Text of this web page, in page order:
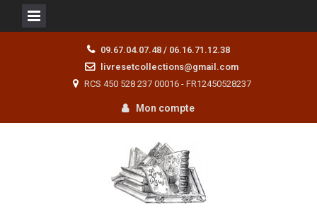
09.67.04.07.48 / 06.16.71.12.38
livresetcollections@gmail.com
RCS 450 528 237 00016 - FR12450528237
Mon compte